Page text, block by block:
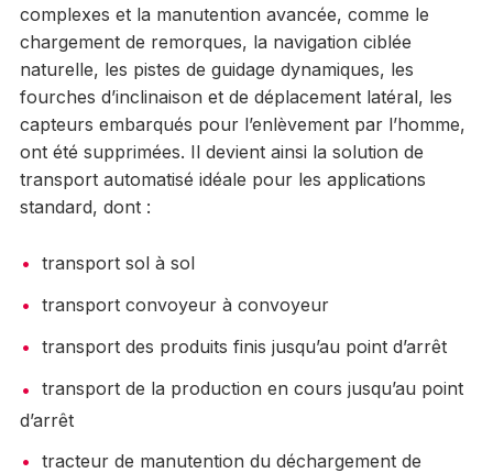
complexes et la manutention avancée, comme le
chargement de remorques, la navigation ciblée
naturelle, les pistes de guidage dynamiques, les
fourches d’inclinaison et de déplacement latéral, les
capteurs embarqués pour l’enlèvement par l’homme,
ont été supprimées. Il devient ainsi la solution de
transport automatisé idéale pour les applications
standard, dont :
transport sol à sol
transport convoyeur à convoyeur
transport des produits finis jusqu’au point d’arrêt
transport de la production en cours jusqu’au point
d’arrêt
tracteur de manutention du déchargement de